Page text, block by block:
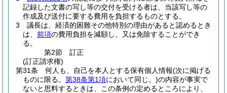
記録した文書の写し等の交付を受ける者は、当該写し等の
作成及び送付に要する費用を負担するものとする。
3
議長は、経済的困難その他特別の理由があると認めるとき
は、 前項の費用負担を減額し、又は免除することができ
る。
第2節
訂正
(訂正請求権)
第31条
何人も、自己を本人とする保有個人情報(次に掲げる
ものに限る。 第38条第1項において同じ。)の内容が事実で
ないと思料するときは、この条例の定めるところにより、